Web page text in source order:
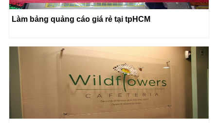
Làm bảng quảng cáo giá rẻ tại tpHCM